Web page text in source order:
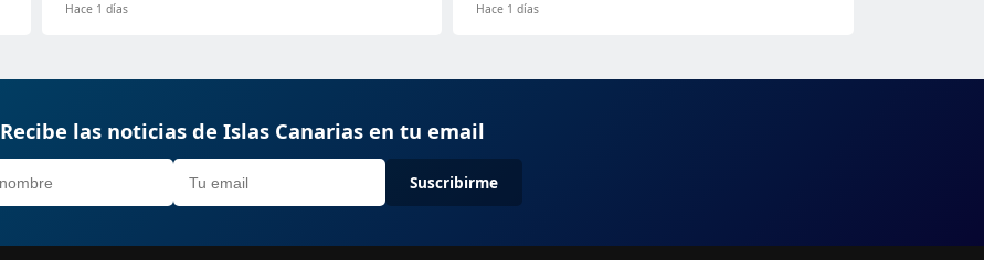
Hace 1 días Hace 1 días
Recibe las noticias de Islas Canarias en tu email
Suscribirme